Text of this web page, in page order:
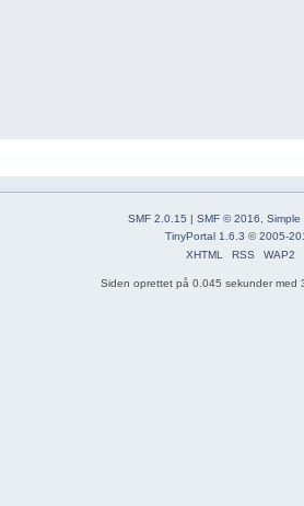
SMF 2.0.15 | SMF © 2016
Simple
TinyPortal 1.6.3 ©2005-
XHTML
RSS WAP2
Siden oprettet på 0.045 sekunder med